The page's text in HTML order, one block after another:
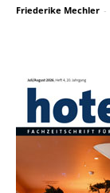
Friederike Mechler -